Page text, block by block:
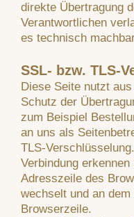
direkte Übertragung
Verantwortlichen
es technisch
SSL- bzw. TLS-
Diese Seite nutzt
Schutz der
zum Beispiel
an uns als
TLS-
Verbindung
Adresszeile des
wechselt und an
Browserzeile.